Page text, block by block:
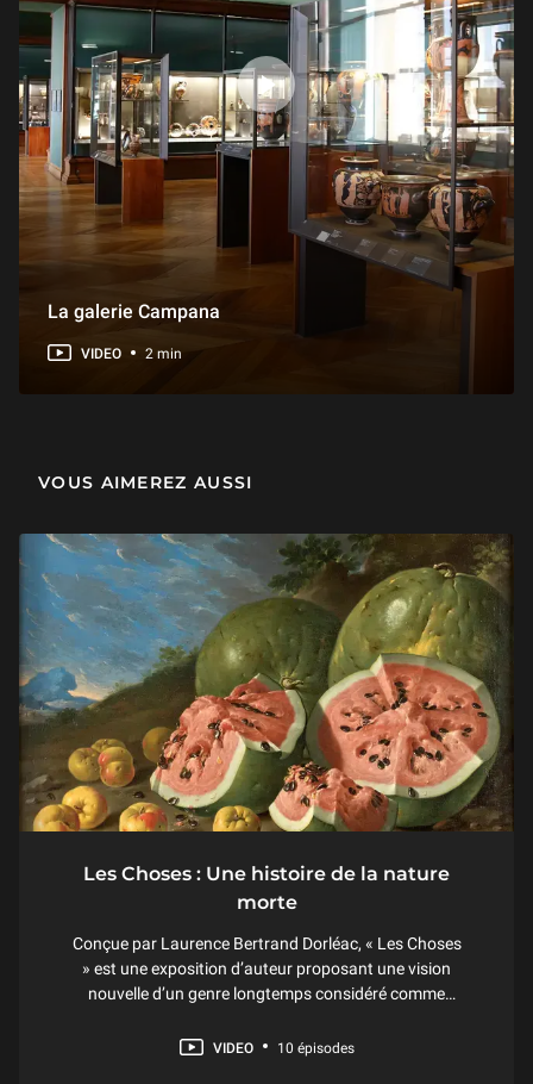
La galerie Campana
VIDEO 2 min
VOUS AIMEREZ AUSSI
Les Choses : Une histoire de la nature
morte
Conçue par Laurence Bertrand Dorléac, « Les Choses
» est une exposition d’auteur proposant une vision
nouvelle d’un genre longtemps considéré comme
poser question : la nature morte.
VIDEO 10 épisodes